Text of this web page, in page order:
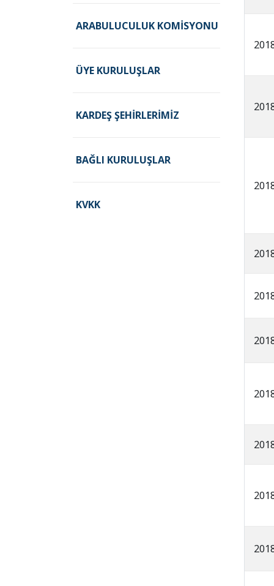
ARABULUCULUK KOMISYONU
ÜYE KURULUŞLAR
KARDEŞ ŞEHIRLERIMIZ
BAĞLI KURULUŞLAR
KVKK